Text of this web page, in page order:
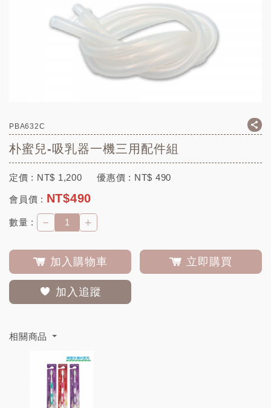
PBA632C
朴蜜兒-吸乳器一機三用配件組
定價 : NT$ 1,200 優惠價 : NT$ 490
會員價 : NT$490
數量 : － ＋
加入購物車 立即購買
加入追蹤
相關商品